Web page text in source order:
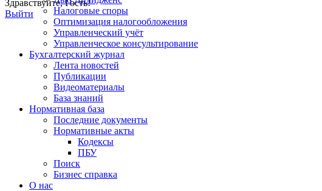
Здравствуйте,Гость!
Выйти
Налоговые споры
Оптимизация налогообложения
Управленческий учёт
Управленческое консультирование
Бухгалтерский журнал
Лента новостей
Публикации
Видеоматериалы
База знаний
Нормативная база
Последние документы
Нормативные акты
Кодексы
ПБУ
Поиск
Бизнес справка
О нас